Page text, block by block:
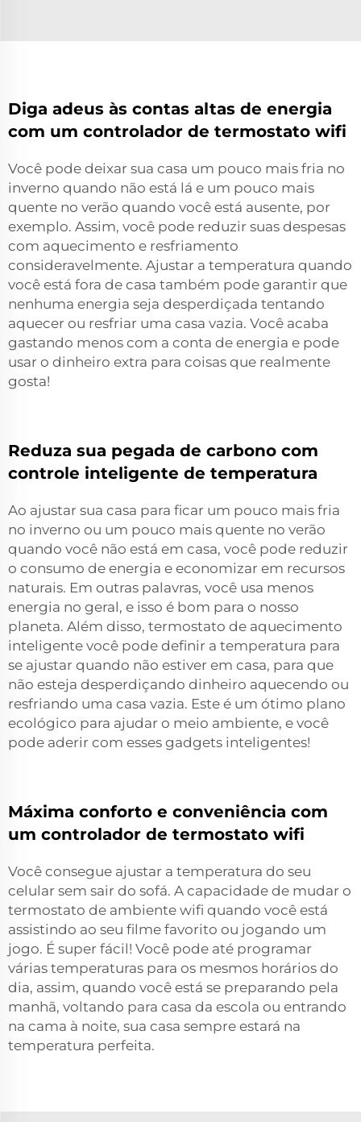
Diga adeus às contas altas de energia
com um controlador de termostato wifi
Você pode deixar sua casa um pouco mais fria no
inverno quando não está lá e um pouco mais
quente no verão quando você está ausente, por
exemplo. Assim, você pode reduzir suas despesas
com aquecimento e resfriamento
consideravelmente. Ajustar a temperatura quando
você está fora de casa também pode garantir que
nenhuma energia seja desperdiçada tentando
aquecer ou resfriar uma casa vazia. Você acaba
gastando menos com a conta de energia e pode
usar o dinheiro extra para coisas que realmente
gosta!
Reduza sua pegada de carbono com
controle inteligente de temperatura
Ao ajustar sua casa para ficar um pouco mais fria
no inverno ou um pouco mais quente no verão
quando você não está em casa, você pode reduzir
o consumo de energia e economizar em recursos
naturais. Em outras palavras, você usa menos
energia no geral, e isso é bom para o nosso
planeta. Além disso, termostato de aquecimento
inteligente você pode definir a temperatura para
se ajustar quando não estiver em casa, para que
não esteja desperdiçando dinheiro aquecendo ou
resfriando uma casa vazia. Este é um ótimo plano
ecológico para ajudar o meio ambiente, e você
pode aderir com esses gadgets inteligentes!
Máxima conforto e conveniência com
um controlador de termostato wifi
Você consegue ajustar a temperatura do seu
celular sem sair do sofá. A capacidade de mudar o
termostato de ambiente wifi quando você está
assistindo ao seu filme favorito ou jogando um
jogo. É super fácil! Você pode até programar
várias temperaturas para os mesmos horários do
dia, assim, quando você está se preparando pela
manhã, voltando para casa da escola ou entrando
na cama à noite, sua casa sempre estará na
temperatura perfeita.